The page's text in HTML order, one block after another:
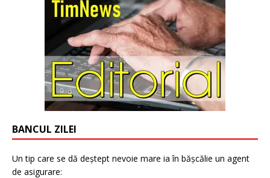
BANCUL ZILEI
Un tip care se dă deștept nevoie mare ia în bășcălie un agent
de asigurare: